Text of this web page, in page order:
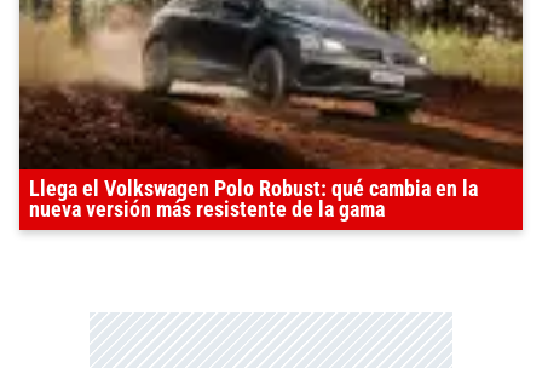
Llega el Volkswagen Polo Robust: qué cambia en la
nueva versión más resistente de la gama